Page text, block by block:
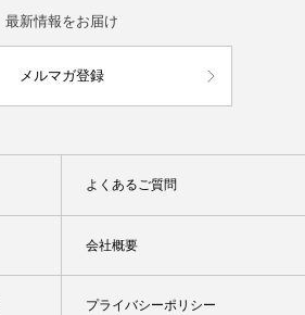
最新情報をお届け
メルマガ登録
よくあるご質問
会社概要
プライバシーポリシー